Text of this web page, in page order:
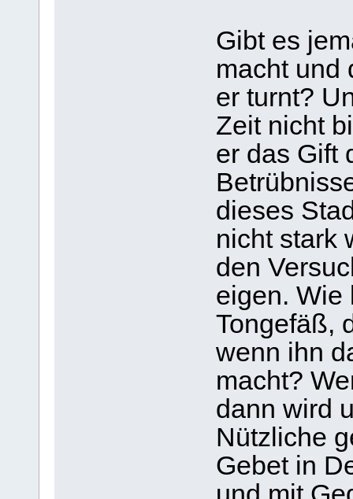
Gibt es
macht und
er turnt?
Zeit nicht
er das Gift
dieses
nicht stark
den
eigen. Wie
Tongefäß,
wenn ihn
macht?
dann wird
Nützliche
Gebet in